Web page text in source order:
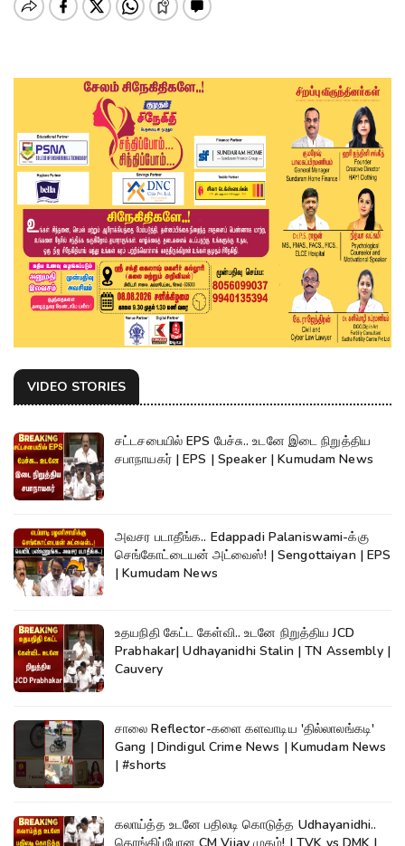
VIDEO STORIES
சட்டசபையில் EPS பேச்சு.. உடனே இடை நிறுத்திய
சபாநாயகர் | EPS | Speaker | Kumudam News
அவசர படாதீங்க.. Edappadi Palaniswami-க்கு
செங்கோட்டையன் அட்வைஸ்! | Sengottaiyan | EPS
| Kumudam News
உதயநிதி கேட்ட கேள்வி.. உடனே நிறுத்திய JCD
Prabhakar| Udhayanidhi Stalin | TN Assembly |
Cauvery
சாலை Reflector-களை களவாடிய 'தில்லாலங்கடி'
Gang | Dindigul Crime News | Kumudam News
| #shorts
கலாய்த்த உடனே பதிலடி கொடுத்த Udhayanidhi..